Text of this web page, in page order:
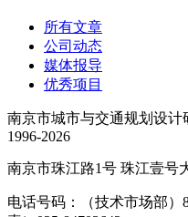
所有文章
公司动态
媒体报导
优秀项目
南京市城市与交通规划设
1996-2026
南京市珠江路1号 珠江壹号
电话号码：（技术市场部）